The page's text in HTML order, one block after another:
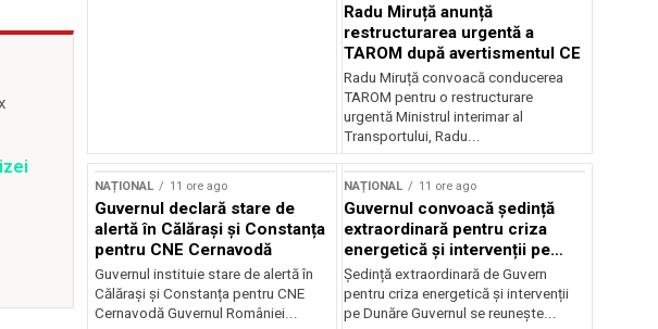
Radu Miruță anunță
restructurarea urgentă a
TAROM după avertismentul CE
Radu Miruță convoacă conducerea
TAROM pentru o restructurare
urgentă Ministrul interimar al
Transportului, Radu...
NAȚIONAL 11 ore ago
Guvernul declară stare de
alertă în Călărași și Constanța
pentru CNE Cernavodă
Guvernul instituie stare de alertă în
Călărași și Constanța pentru CNE
Cernavodă Guvernul României...
NAȚIONAL 11 ore ago
Guvernul convoacă ședință
extraordinară pentru criza
energetică și intervenții pe
Dunăre
Ședință extraordinară de Guvern
pentru criza energetică și intervenții
pe Dunăre Guvernul se reunește...